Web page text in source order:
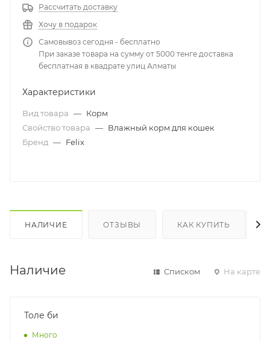
Рассчитать доставку
Хочу в подарок
Самовывоз сегодня - бесплатно
При заказе товара на сумму от 5000 тенге доставка
бесплатная в квадрате улиц Алматы
Характеристики
Вид товара — Корм
Свойство товара — Влажный корм для кошек
Бренд — Felix
НАЛИЧИЕ ОТЗЫВЫ КАК КУПИТЬ
Наличие Списком На карте
Толе би
Много